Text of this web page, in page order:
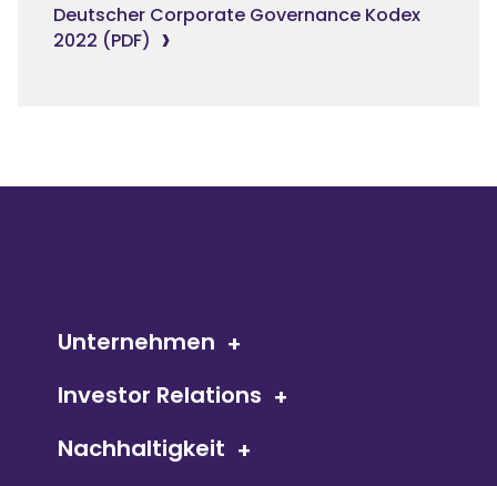
Deutscher Corporate Governance Kodex
2022 (PDF)
Unternehmen
Investor Relations
Nachhaltigkeit